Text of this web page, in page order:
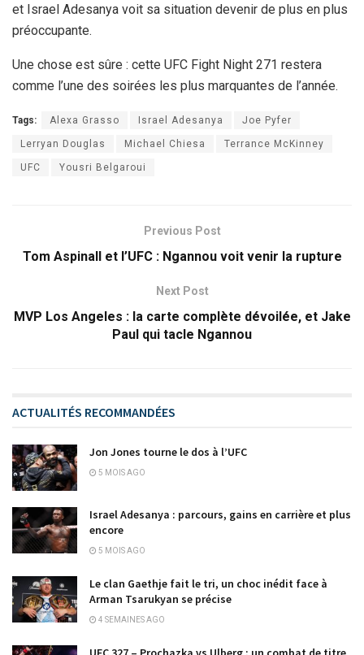
et Israel Adesanya voit sa situation devenir de plus en plus
préoccupante.
Une chose est sûre : cette UFC Fight Night 271 restera
comme l’une des soirées les plus marquantes de l’année.
Tags: Alexa Grasso Israel Adesanya Joe Pyfer
Lerryan Douglas Michael Chiesa Terrance McKinney
UFC Yousri Belgaroui
Previous Post
Tom Aspinall et l’UFC : Ngannou voit venir la rupture
Next Post
MVP Los Angeles : la carte complète dévoilée, et Jake
Paul qui tacle Ngannou
ACTUALITÉS RECOMMANDÉES
Jon Jones tourne le dos à l’UFC
5 MOIS AGO
Israel Adesanya : parcours, gains en carrière et plus
encore
5 MOIS AGO
Le clan Gaethje fait le tri, un choc inédit face à
Arman Tsarukyan se précise
4 SEMAINES AGO